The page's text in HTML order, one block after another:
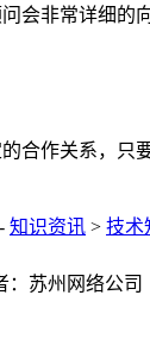
会非常详细的
合作关系，只
- 知识资讯 > 技术
：苏州网络公司